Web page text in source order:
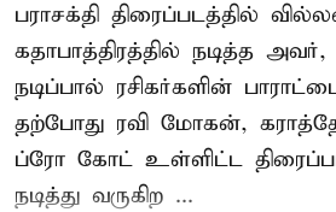
பராசக்தி திரைப்படத்தில்
கதாபாத்திரத்தில் நடித்த
நடிப்பால் ரசிகர்களின்
தற்போது ரவி மோகன்,
ப்ரோ கோட் உள்ளிட்ட
நடித்து வருகிற ...